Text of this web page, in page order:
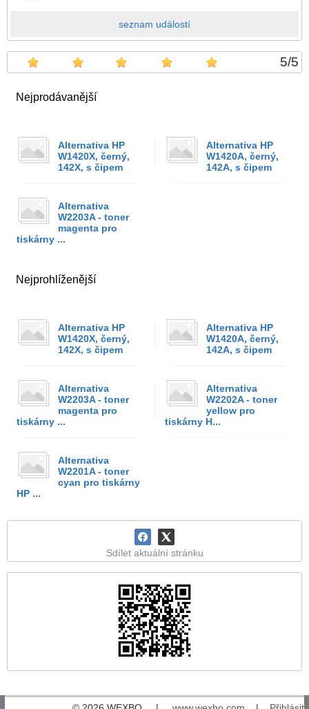
seznam událostí
5/5
Nejprodávanější
Alternativa HP
W1420X, černý,
142X, s čipem
Alternativa HP
W1420A, černý,
142A, s čipem
Alternativa
W2203A - toner
magenta pro
tiskárny ...
Nejprohlíženější
Alternativa HP
W1420X, černý,
142X, s čipem
Alternativa HP
W1420A, černý,
142A, s čipem
Alternativa
W2203A - toner
magenta pro
tiskárny ...
Alternativa
W2202A - toner
yellow pro
tiskárny H...
Alternativa
W2201A - toner
cyan pro tiskárny
HP ...
Sdílet aktuální stránku